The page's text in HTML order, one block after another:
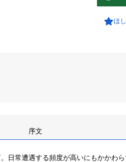
ほ
序文
日常遭遇する頻度が高いにもかかわ